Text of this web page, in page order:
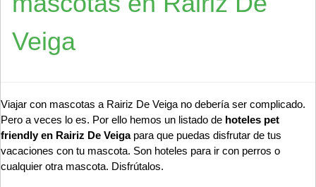
Veiga
Viajar con mascotas a Rairiz De Veiga no debería ser complicado.
Pero a veces lo es. Por ello hemos un listado de hoteles pet
friendly en Rairiz De Veigapara que puedas disfrutar de tus
vacaciones con tu mascota. Son hoteles para ir con perros o
cualquier otra mascota. Disfrútalos.